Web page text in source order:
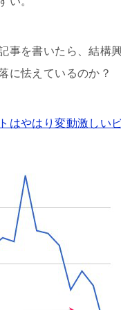
事を書いたら、結構
に怯えているのか？
はやはり変動激しい